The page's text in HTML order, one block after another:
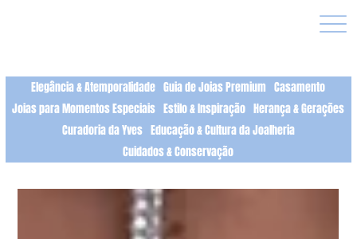
Elegância & Atemporalidade Guia de Joias Premium Casamento
Joias para Momentos Especiais Estilo & Inspiração Herança & Gerações
Curadoria da Yves Educação & Cultura da Joalheria
Cuidados & Conservação